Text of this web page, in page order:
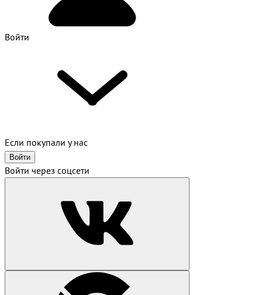
Войти
Если покупали у нас
Войти
Войти через соцсети